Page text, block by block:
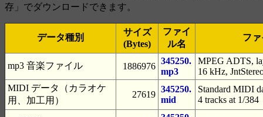
存」でダウンロードできます。
データ種別
サイズ
(Bytes)
ファイ
ル名
フ
mp3 音楽ファイル 1886976
345250.
mp3
MPEG ADTS,
16 kHz,
MIDI データ（カラオケ
用、加工用）
27619
345250.
mid
Standard MIDI
4 tracks at 1/384